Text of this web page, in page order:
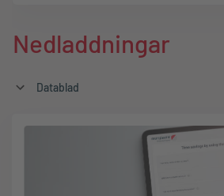
Nedladdningar
Datablad